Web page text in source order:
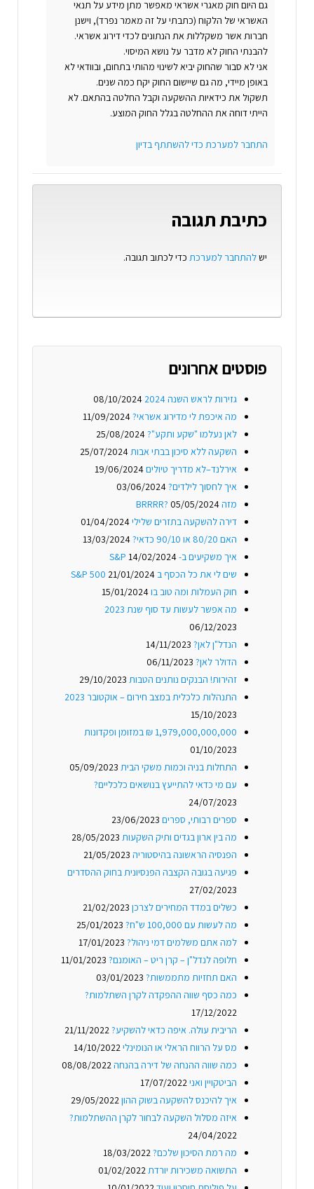
גם היום חוק מאגרי אשראי מאפשר מתן מידע על תנאי
האשראי של הלקוח (כתבתי על זה מאמר נפרד), וישנן
חברות אשר משקללות את הנתונים לכדי דירוג אשראי.
להבנתי החוק לא מדבר על נושא המיסוי.
אני לא סבור שהחוק יביא לשינוי מהותי בתחום, ובוודאי לא
באופן מיידי, מה גם שיישום החוק יקח כמה שנים.
תשקול את כידאיות ההשקעה וקבל החלטה בהתאם. לא
הייתי דוחה את ההחלטה בגלל החוק המוצע.
התחבר למערכת כדי להשתתף בדיון
כתיבת תגובה
ישלהתחבר למערכת כדי לכתוב תגובה.
פוסטים אחרונים
גזירות לראש השנה 2024
08/10/2024
מה איכפת לי מדירוג אשראי?11/09/2024
לאן נעלמו "שקע ותקע"?25/08/2024
השקעה ללא סיכון בבתי אבות25/07/2024
אירלנד–לא מדריך טיולים19/06/2024
איך לחסוך לילדים?03/06/2024
מזה BRRRR?05/05/2024
דירה להשקעה בתזרים שלילי01/04/2024
האם 80/20 או 90/10 כדאי?
13/03/2024
איך משקיעים ב- S&P14/02/2024
שים לי את כל הכסף ב S&P 50021/01/2024
חוק העמלות ומה טוב בו15/01/2024
מה אפשר לעשות עד סוף שנת 2023
06/12/2023
הנדל"ן לאן? 14/11/2023
הדולר לאן? 06/11/2023
זהירות! הבנקים נותנים הטבות 29/10/2023
התנהלות כלכלית במצב חירום – אוקטובר 2023
15/10/2023
1,979,000,000,000 ₪ במזומן ופקדונות
01/10/2023
התחלות בניה וכמות משקי הבית 05/09/2023
עם מי כדאי להתייעץ בנושאים כלכליים?
24/07/2023
ספרים רבותי, ספרים 23/06/2023
מה בין ארון בגדים ותיק השקעות 28/05/2023
הפנסיה הראשונה בהיסטוריה 21/05/2023
פגיעה בגובה הקצבה הפנסיונית בחוק ההסדרים
27/02/2023
כשלים במדד המחירים לצרכן 21/02/2023
מה לעשות עם 100,000 ש"ח?
25/01/2023
למה אתם משלמים דמי ניהול? 17/01/2023
חלופה לנדל"ן – קרן ריט – האומנם? 11/01/2023
האם תחזיות מתממשות? 03/01/2023
כמה כסף שווה ההפקדה לקרן השתלמות?
17/12/2022
הריבית עולה. איפה כדאי להשקיע?21/11/2022
מס על הרווח הראלי או הנומינלי14/10/2022
כמה שווה ההנחה של דירה בהנחה08/08/2022
הביטקויין ואני17/07/2022
איך להיכנס להשקעה בשוק ההון29/05/2022
איזה מסלול השקעה לבחור לקרן ההשתלמות?
24/04/2022
מה רמת הסיכון שלכם?18/03/2022
התשואה משכירות יורדת01/02/2022